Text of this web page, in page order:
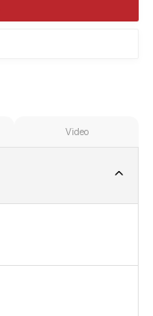
Video